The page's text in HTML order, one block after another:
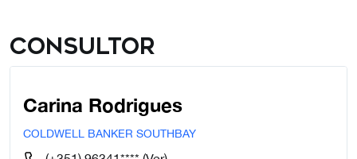
Consultor
Carina Rodrigues
COLDWELL BANKER SOUTHBAY